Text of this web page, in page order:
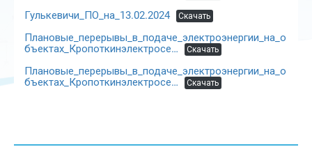
Гулькевичи_ПО_на_13.02.2024 Скачать
Плановые_перерывы_в_подаче_электроэнергии_на_о
бъектах_Кропоткинэлектросе…
Скачать
Плановые_перерывы_в_подаче_электроэнергии_на_о
бъектах_Кропоткинэлектросе…
Скачать